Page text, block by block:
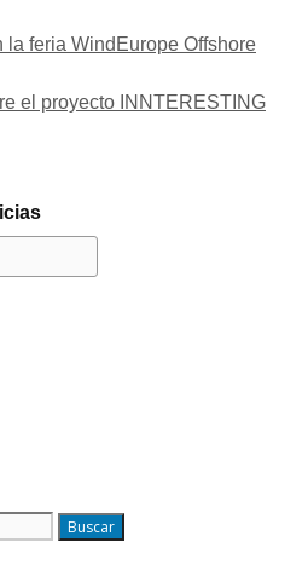
la feria WindEurope Offshore
el proyecto INNTERESTING